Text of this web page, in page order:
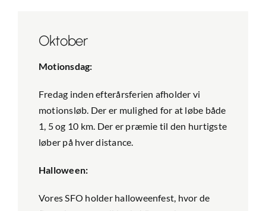
Oktober
Motionsdag:
Fredag inden efterårsferien afholder vi
motionsløb. Der er mulighed for at løbe både
1, 5 og 10 km. Der er præmie til den hurtigste
løber på hver distance.
Halloween:
Vores SFO holder halloweenfest, hvor de